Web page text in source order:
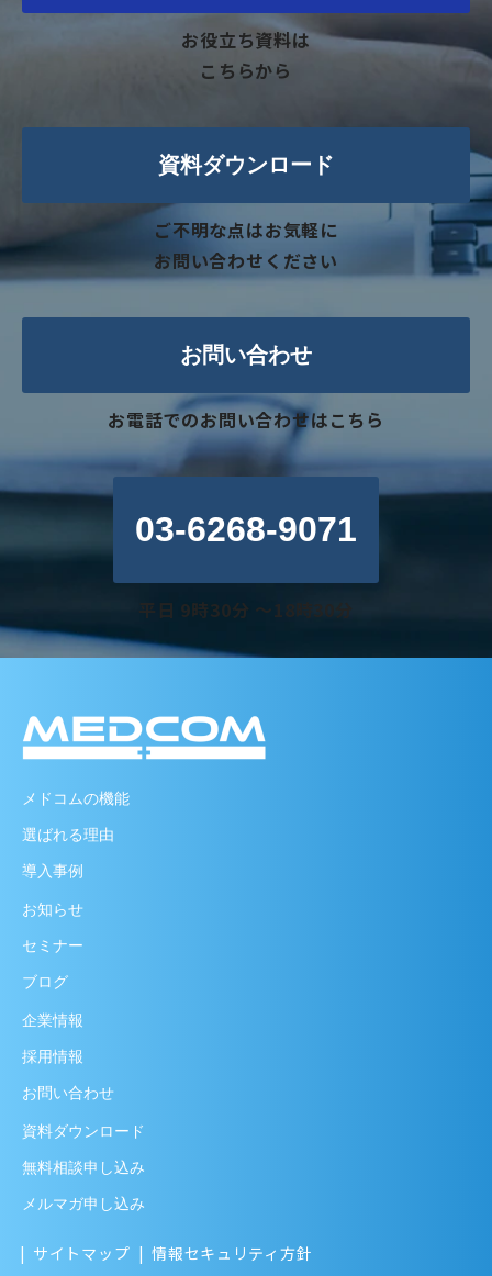
お役立ち資料は
こちらから
資料ダウンロード
ご不明な点はお気軽に
お問い合わせください
お問い合わせ
お電話でのお問い合わせはこちら
03-6268-9071
平日 9時30分 〜18時30分
メドコムの機能
選ばれる理由
導入事例
お知らせ
セミナー
ブログ
企業情報
採用情報
お問い合わせ
資料ダウンロード
無料相談申し込み
メルマガ申し込み
サイトマップ 情報セキュリティ方針